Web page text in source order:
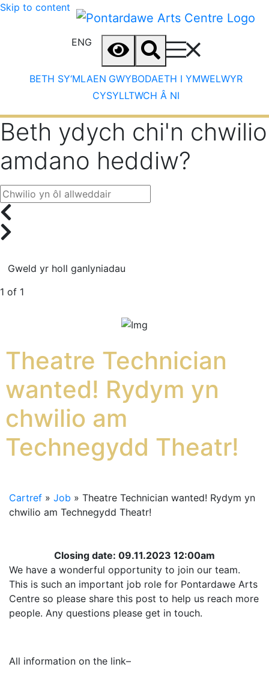
Skip to content
ENG
BETH SY‘MLAEN GWYBODAETH I YMWELWYR
CYSYLLTWCH Â NI
Beth ydych chi'n chwilio
amdano heddiw?
1 of 1
Theatre Technician
wanted! Rydym yn
chwilio am
Technegydd Theatr!
Cartref » Job » Theatre Technician wanted! Rydym yn
chwilio am Technegydd Theatr!
Closing date: 09.11.2023 12:00am
We have a wonderful opportunity to join our team.
This is such an important job role for Pontardawe Arts
Centre so please share this post to help us reach more
people. Any questions please get in touch.
All information on the link–